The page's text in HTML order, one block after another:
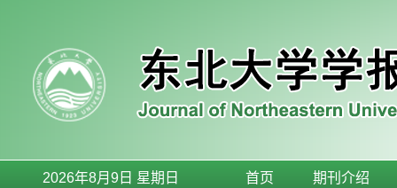
2026年8月9日 星期日 首页 期刊介绍